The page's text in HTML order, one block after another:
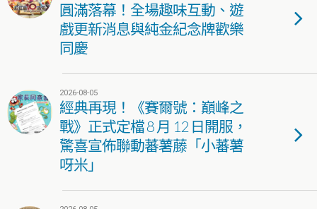
圓滿落幕！全場趣味互動、遊
戲更新消息與純金紀念牌歡樂
同慶
2026-08-05
經典再現！《賽爾號：巔峰之
戰》正式定檔 8 月 12 日開服，
驚喜宣佈聯動蕃薯藤「小蕃薯
呀米」